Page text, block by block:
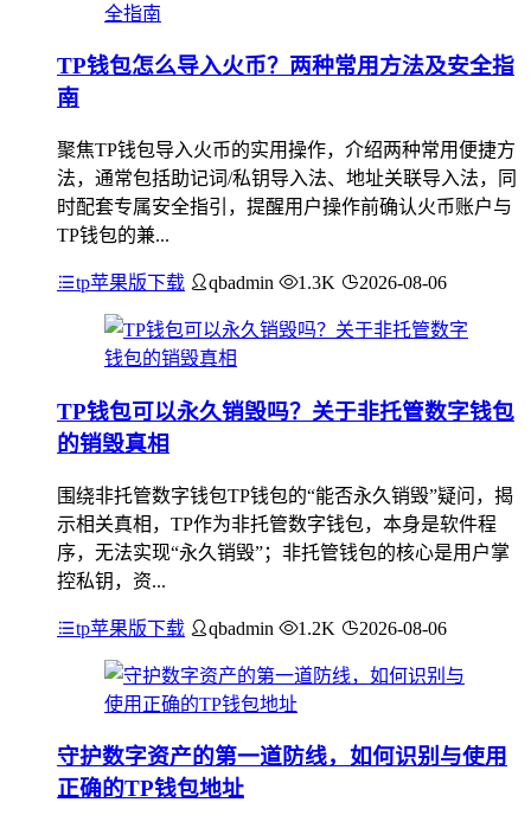
TP钱包怎么导入火币？两种常用方法及安全指
南
聚焦TP钱包导入火币的实用操作，介绍两种常用便捷方
法，通常包括助记词/私钥导入法、地址关联导入法，同
时配套专属安全指引，提醒用户操作前确认火币账户与
TP钱包的兼...
tp苹果版下载 qbadmin 1.3K 2026-08-06
TP钱包可以永久销毁吗？关于非托管数字钱包
的销毁真相
围绕非托管数字钱包TP钱包的“能否永久销毁”疑问，揭
示相关真相，TP作为非托管数字钱包，本身是软件程
序，无法实现“永久销毁”；非托管钱包的核心是用户掌
控私钥，资...
tp苹果版下载 qbadmin 1.2K 2026-08-06
守护数字资产的第一道防线，如何识别与使用
正确的TP钱包地址